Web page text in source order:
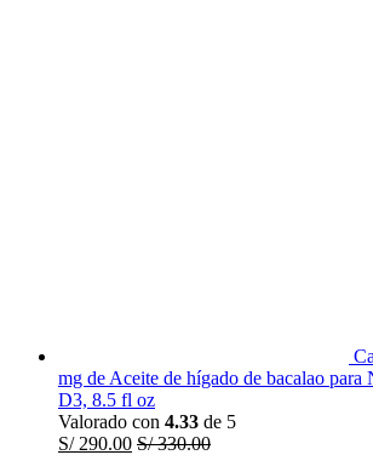
mg de Aceite de hígado de bacalao
D3, 8.5 fl oz
Valorado con 4.33 de 5
S/290.00 S/330.00